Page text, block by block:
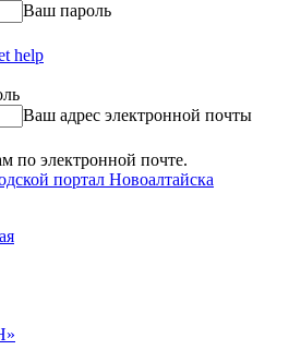
Ваш пароль
help
Ваш адрес электронной почты
по электронной почте.
портал Новоалтайска